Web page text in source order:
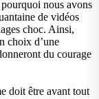
nous avons
de vidéos
choc. Ainsi,
choix d’une
du courage
doit être avant tout